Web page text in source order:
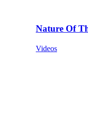
Nature Of
Videos